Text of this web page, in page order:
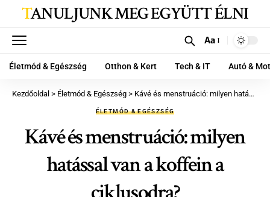
TANULJUNK MEG EGYÜTT ÉLNI
Aa
Életmód & Egészség Otthon & Kert Tech & IT Autó &
Kezdőoldal > Életmód & Egészség > Kávé és menstruáció: milyen hatással van a koffein a ciklusodra?
ÉLETMÓD & EGÉSZSÉG
Kávé és menstruáció: milyen
hatással van a koffein a